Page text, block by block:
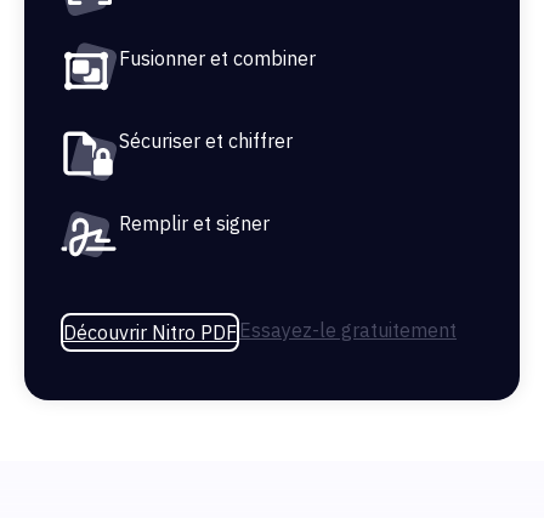
Fusionner et combiner
Sécuriser et chiffrer
Remplir et signer
Découvrir Nitro PDF Essayez-le gratuitement